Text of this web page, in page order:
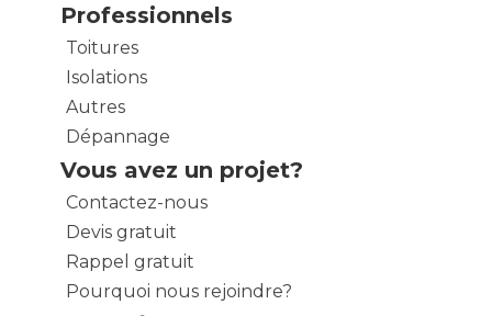
Professionnels
Toitures
Isolations
Autres
Dépannage
Vous avez un projet?
Contactez-nous
Devis gratuit
Rappel gratuit
Pourquoi nous rejoindre?